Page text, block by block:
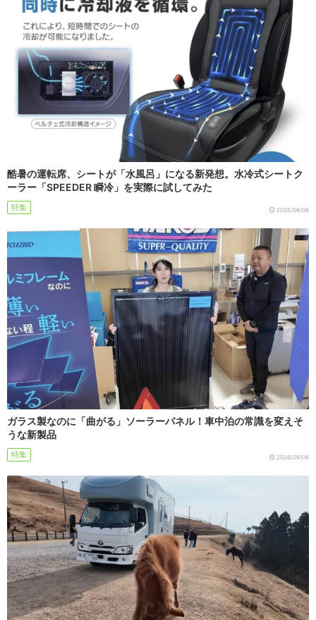
酷暑の運転席、シートが「水風呂」になる新発想。水冷式シートク
ーラー「SPEEDER 瞬冷」を実際に試してみた
特集 2026/08/06
ガラス製なのに「曲がる」ソーラーパネル！車中泊の常識を変えそ
うな新製品
特集 2026/08/06